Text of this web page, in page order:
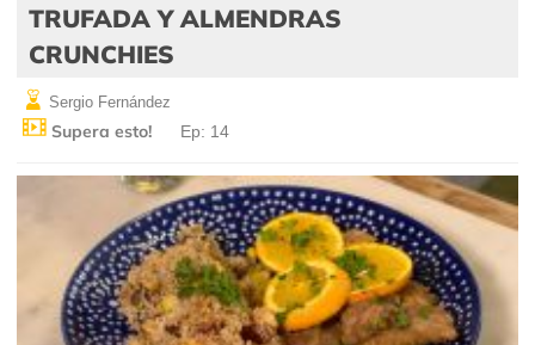
TRUFADA Y ALMENDRAS
CRUNCHIES
Sergio Fernández
Supera esto! Ep: 14